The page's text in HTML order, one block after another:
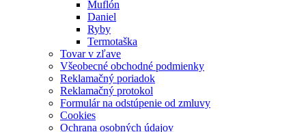
Muflón
Daniel
Ryby
Termotaška
Tovar v zľave
Všeobecné obchodné podmienky
Reklamačný poriadok
Reklamačný protokol
Formulár na odstúpenie od zmluvy
Cookies
Ochrana osobných údajov